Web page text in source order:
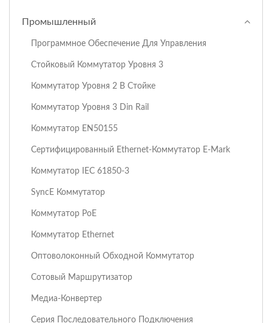
Промышленный
Программное Обеспечение Для Управления
Стойковый Коммутатор Уровня 3
Коммутатор Уровня 2 В Стойке
Коммутатор Уровня 3 Din Rail
Коммутатор EN50155
Сертифицированный Ethernet-Коммутатор E-Mark
Коммутатор IEC 61850-3
SyncE Коммутатор
Коммутатор PoE
Коммутатор Ethernet
Оптоволоконный Обходной Коммутатор
Сотовый Маршрутизатор
Медиа-Конвертер
Серия Последовательного Подключения